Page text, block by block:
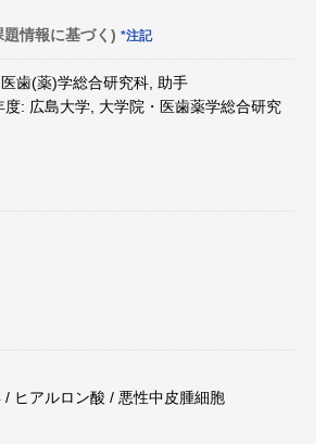
情報に基づく) *注記
歯(薬)学総合研究科, 助手
: 広島大学, 大学院・医歯薬学総合研究
ヒアルロン酸 / 悪性中皮腫細胞